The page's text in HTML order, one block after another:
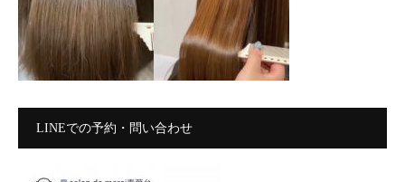
LINEでの予約・問い合わせ